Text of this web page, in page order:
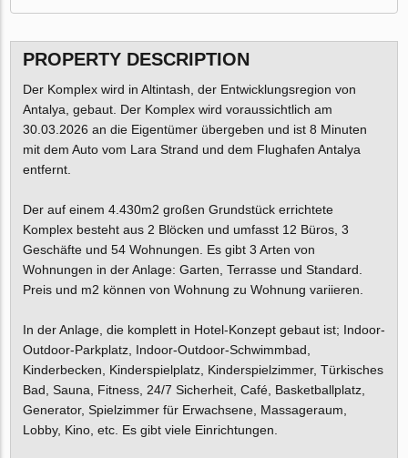
PROPERTY DESCRIPTION
Der Komplex wird in Altintash, der Entwicklungsregion von
Antalya, gebaut. Der Komplex wird voraussichtlich am
30.03.2026 an die Eigentümer übergeben und ist 8 Minuten
mit dem Auto vom Lara Strand und dem Flughafen Antalya
entfernt.
Der auf einem 4.430m2 großen Grundstück errichtete
Komplex besteht aus 2 Blöcken und umfasst 12 Büros, 3
Geschäfte und 54 Wohnungen. Es gibt 3 Arten von
Wohnungen in der Anlage: Garten, Terrasse und Standard.
Preis und m2 können von Wohnung zu Wohnung variieren.
In der Anlage, die komplett in Hotel-Konzept gebaut ist; Indoor-
Outdoor-Parkplatz, Indoor-Outdoor-Schwimmbad,
Kinderbecken, Kinderspielplatz, Kinderspielzimmer, Türkisches
Bad, Sauna, Fitness, 24/7 Sicherheit, Café, Basketballplatz,
Generator, Spielzimmer für Erwachsene, Massageraum,
Lobby, Kino, etc. Es gibt viele Einrichtungen.